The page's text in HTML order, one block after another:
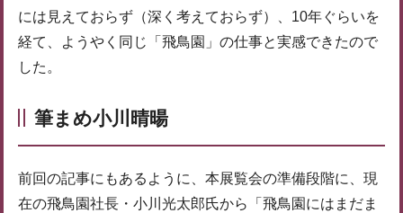
には見えておらず（深く考えておらず）、10年ぐらいを
経て、ようやく同じ「飛鳥園」の仕事と実感できたので
した。
筆まめ小川晴暘
前回の記事にもあるように、本展覧会の準備段階に、現
在の飛鳥園社長・小川光太郎氏から「飛鳥園にはまだま